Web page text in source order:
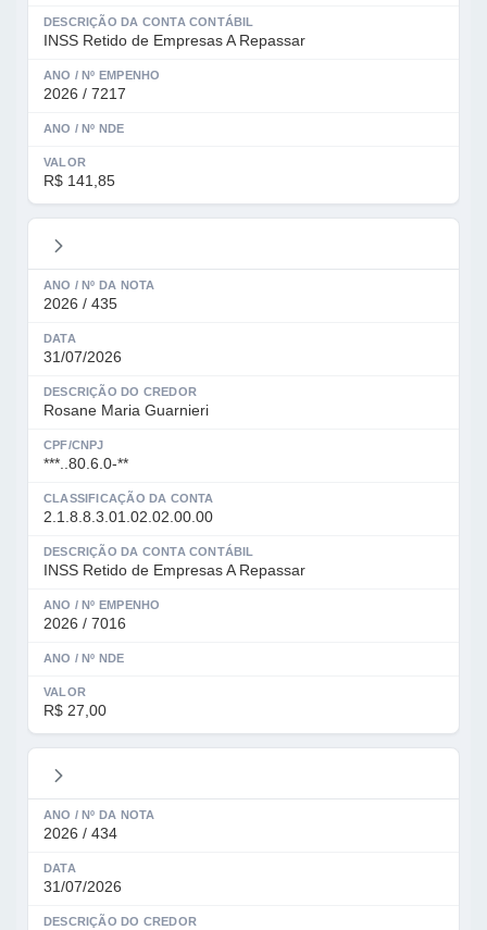
DESCRIÇÃO DA CONTA CONTÁBIL
INSS Retido de Empresas A Repassar
ANO / Nº EMPENHO
2026 / 7217
ANO / Nº NDE
VALOR
R$ 141,85
ANO / Nº DA NOTA
2026 / 435
DATA
31/07/2026
DESCRIÇÃO DO CREDOR
Rosane Maria Guarnieri
CPF/CNPJ
***..80.6.0-**
CLASSIFICAÇÃO DA CONTA
2.1.8.8.3.01.02.02.00.00
DESCRIÇÃO DA CONTA CONTÁBIL
INSS Retido de Empresas A Repassar
ANO / Nº EMPENHO
2026 / 7016
ANO / Nº NDE
VALOR
R$ 27,00
ANO / Nº DA NOTA
2026 / 434
DATA
31/07/2026
DESCRIÇÃO DO CREDOR